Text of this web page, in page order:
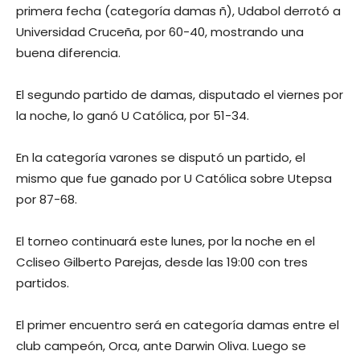
primera fecha (categoría damas ñ), Udabol derrotó a
Universidad Cruceña, por 60-40, mostrando una
buena diferencia.
El segundo partido de damas, disputado el viernes por
la noche, lo ganó U Católica, por 51-34.
En la categoría varones se disputó un partido, el
mismo que fue ganado por U Católica sobre Utepsa
por 87-68.
El torneo continuará este lunes, por la noche en el
Ccliseo Gilberto Parejas, desde las 19:00 con tres
partidos.
El primer encuentro será en categoría damas entre el
club campeón, Orca, ante Darwin Oliva. Luego se